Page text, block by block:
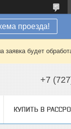
проезда!
будет
+7
КУПИТЬ В